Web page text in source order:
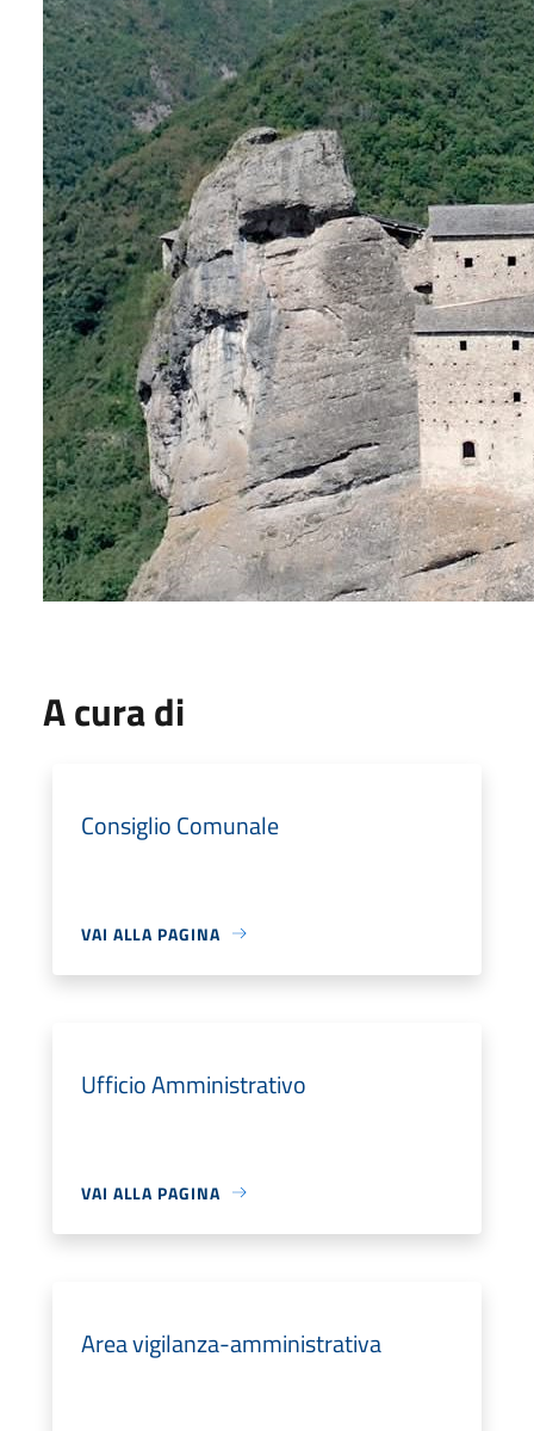
A cura di
Consiglio Comunale
VAI ALLA PAGINA
Ufficio Amministrativo
VAI ALLA PAGINA
Area vigilanza-amministrativa